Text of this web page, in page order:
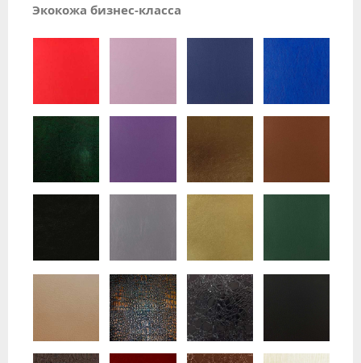
Экокожа бизнес-класса